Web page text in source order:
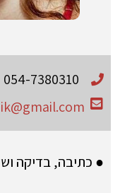
054-7380310
● כתיבה, בדיקה